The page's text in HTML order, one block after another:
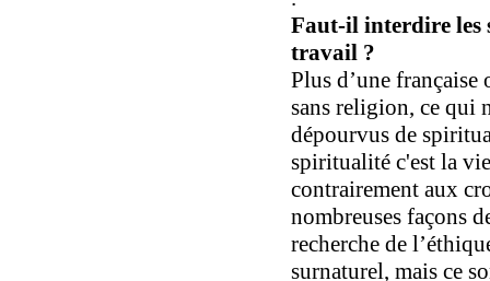
Faut-il interdire les
travail ?
Plus d’une française
sans religion, ce qui
dépourvus de
spiritualité c'est la
contrairement aux
nombreuses façons
recherche de
surnaturel, mais ce